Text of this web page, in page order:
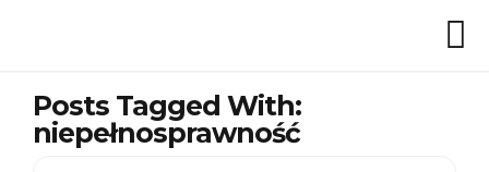
Posts Tagged With:
niepełnosprawność